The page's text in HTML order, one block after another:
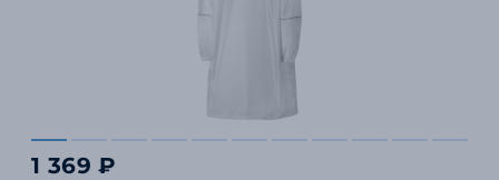
1 369 ₽